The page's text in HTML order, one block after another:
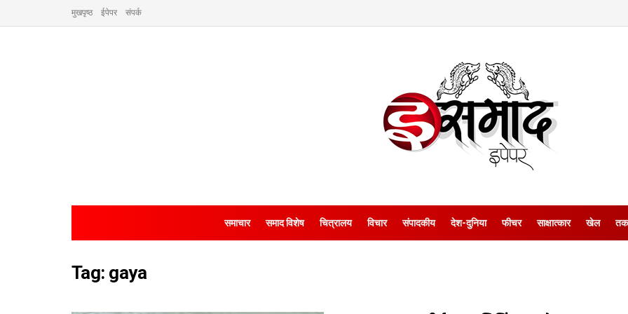
मुखपृष्ठ ईपेपर संपर्क
समाचार समाद विशेष चित्रालय विचार संपादकीय देश-दुनिया फीचर साक्षात्‍कार खेल
Tag: gaya